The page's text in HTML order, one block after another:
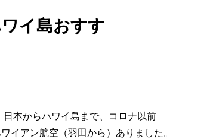
イ島おすす
本からハワイ島まで、コロナ以前
イアン航空（羽田から）ありました。